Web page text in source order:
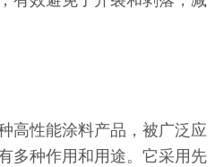
高性能涂料产品，被广泛应
多种作用和用途。它采用先